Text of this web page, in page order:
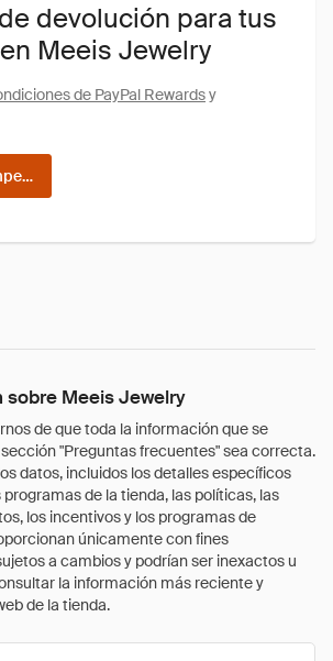
devolución para tus
Meeis Jewelry
de PayPal Rewardsy
Meeis Jewelry
de que toda la información que se
"Preguntas frecuentes" sea correcta.
datos, incluidos los detalles específicos
de la tienda, las políticas, las
los incentivos y los programas de
únicamente con fines
a cambios y podrían ser inexactos u
la información más reciente y
de la tienda.